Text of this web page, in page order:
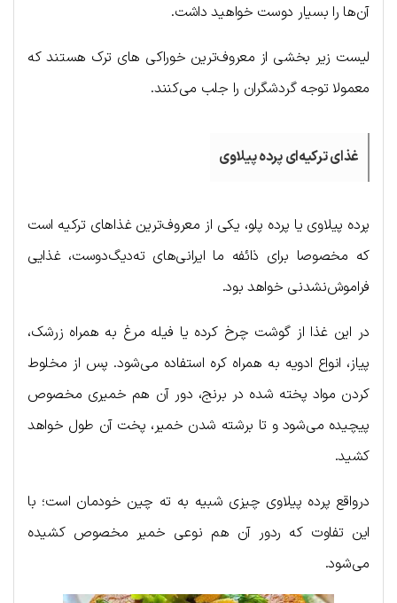
آن‌ها را بسیار دوست خواهید داشت.
لیست زیر بخشی از معروف‌ترین خوراکی های ترک هستند که
معمولا توجه گردشگران را جلب می‌کنند.
غذای ترکیه‌ای پرده پیلاوی
پرده پیلاوی یا پرده پلو، یکی از معروف‌ترین غذاهای ترکیه است
که مخصوصا برای ذائفه ما ایرانی‌های ته‌دیگ‌دوست، غذایی
فراموش‌نشدنی خواهد بود.
در این غذا از گوشت چرخ کرده یا فیله مرغ به همراه زرشک،
پیاز، انواع ادویه به همراه کره استفاده می‌شود. پس از مخلوط
کردن مواد پخته شده در برنج، دور آن هم خمیری مخصوص
پیچیده می‌شود و تا برشته شدن خمیر، پخت آن طول خواهد
کشید.
درواقع پرده پیلاوی چیزی شبیه به ته چین خودمان است؛ با
این تفاوت که ردور آن هم نوعی خمیر مخصوص کشیده
می‌شود.